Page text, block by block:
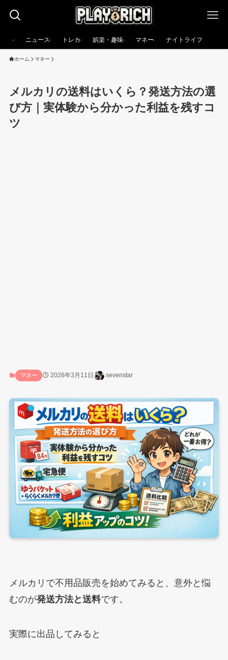
ニュース トレカ 娯楽・趣味 マネー ナイトライフ
ホーム マネー
メルカリの送料はいくら？発送方法の選
び方｜実体験から分かった利益を残すコ
ツ
マネー 2026年3月11日 sevenstar
メルカリで不用品販売を始めてみると、意外と悩
むのが発送方法と送料です。
実際に出品してみると